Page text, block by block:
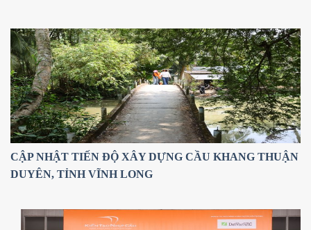
CẬP NHẬT TIẾN ĐỘ XÂY DỰNG CẦU KHANG THUẬN
DUYÊN, TỈNH VĨNH LONG